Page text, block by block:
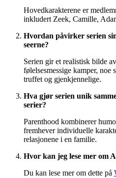
Hovedkarakterene er
inkludert Zeek, Camille,
Hvordan påvirker serien
seerne?
Serien gir et realistisk bilde
følelsesmessige kamper, noe
truffet og gjenkjennelige.
Hva gjør serien unik
serier?
Parenthood kombinerer
fremhever individuelle
relasjonene i en familie.
Hvor kan jeg lese mer om
Du kan lese mer om dette på